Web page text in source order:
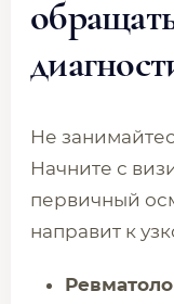
Не
Начните с
первичный
направит к